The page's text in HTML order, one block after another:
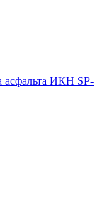
асфальта ИКН SP-